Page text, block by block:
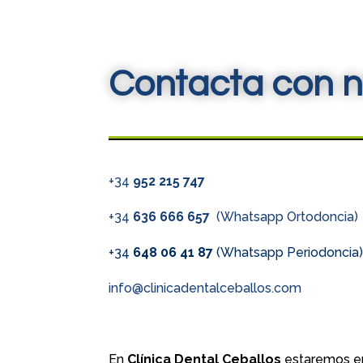
Contacta con
+34 952 215 747
+34 636 666 657(Whatsapp Ortodoncia)
+34 648 06 41 87 (Whatsapp Periodoncia)
info@clinicadentalceballos.com
En Clínica Dental Ceballos estaremos